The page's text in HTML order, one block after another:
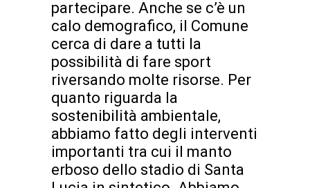
partecipare. Anche se c’è un
calo demografico, il Comune
cerca di dare a tutti la
possibilità di fare sport
riversando molte risorse. Per
quanto riguarda la
sostenibilità ambientale,
abbiamo fatto degli interventi
importanti tra cui il manto
erboso dello stadio di Santa